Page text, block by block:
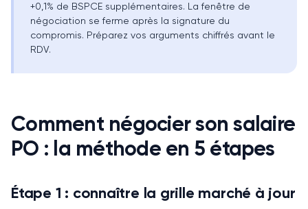
+0,1% de BSPCE supplémentaires. La fenêtre de
négociation se ferme après la signature du
compromis. Préparez vos arguments chiffrés avant le
RDV.
Comment négocier son salaire
PO : la méthode en 5 étapes
Étape 1 : connaître la grille marché à jour